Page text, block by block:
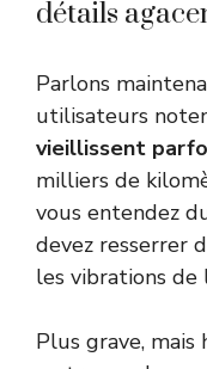
détails
Parlons
utilisateurs
vieillissent
milliers de
vous entendez
devez resserrer
les vibrations de
Plus grave,